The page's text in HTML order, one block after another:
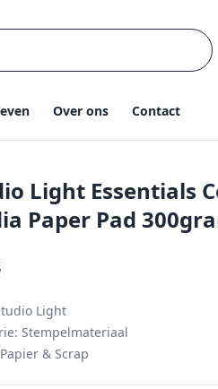
Over ons Contact
Light Essentials
Paper Pad
Light
Stempelmateriaal
Papier & Scrap